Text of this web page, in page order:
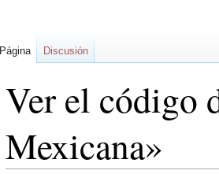
Ver el código
Mexicana»
Página Discusión